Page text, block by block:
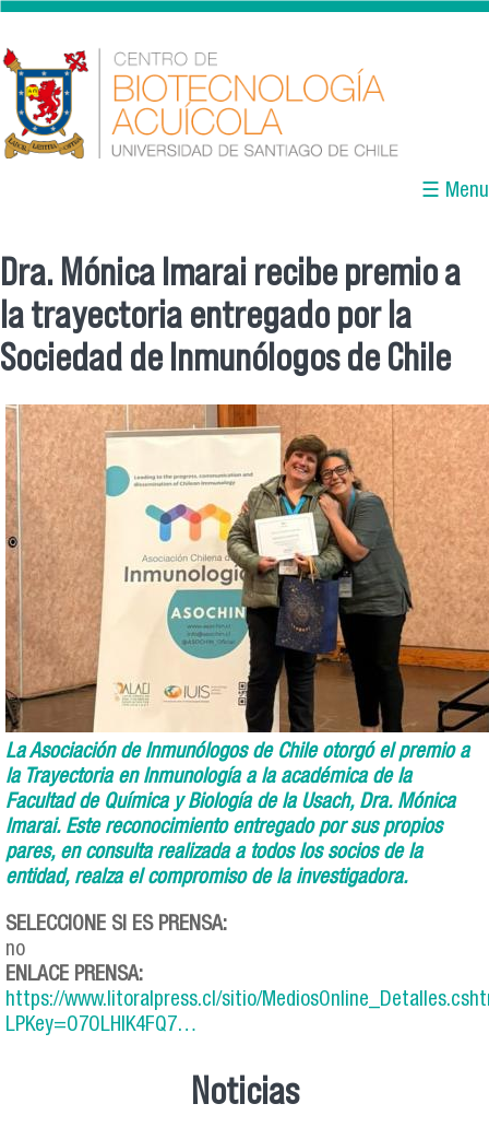
Pasar al contenido principal
☰ Menu
Se encuentra usted aquí
Dra. Mónica Imarai recibe premio a
la trayectoria entregado por la
Sociedad de Inmunólogos de Chile
La Asociación de Inmunólogos de Chile otorgó el premio a
la Trayectoria en Inmunología a la académica de la
Facultad de Química y Biología de la Usach, Dra. Mónica
Imarai. Este reconocimiento entregado por sus propios
pares, en consulta realizada a todos los socios de la
entidad, realza el compromiso de la investigadora.
SELECCIONE SI ES PRENSA:
no
ENLACE PRENSA:
https://www.litoralpress.cl/sitio/
LPKey=O7OLHIK4FQ7…
Noticias